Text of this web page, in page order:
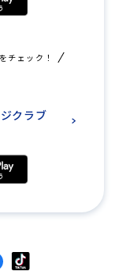
チェック！
クラブ